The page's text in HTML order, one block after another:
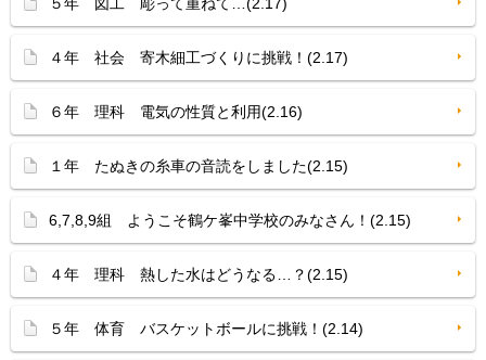
４年 社会 寄木細工づくりに挑戦！(2.17)
６年 理科 電気の性質と利用(2.16)
１年 たぬきの糸車の音読をしました(2.15)
6,7,8,9組 ようこそ鶴ケ峯中学校のみなさん！(2.15)
４年 理科 熱した水はどうなる…？(2.15)
５年 体育 バスケットボールに挑戦！(2.14)